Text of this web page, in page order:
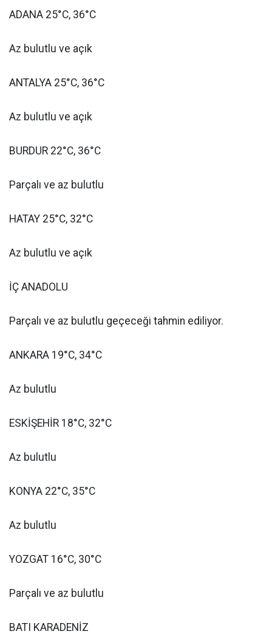
ADANA 25°C, 36°C
Az bulutlu ve açık
ANTALYA 25°C, 36°C
Az bulutlu ve açık
BURDUR 22°C, 36°C
Parçalı ve az bulutlu
HATAY 25°C, 32°C
Az bulutlu ve açık
İÇ ANADOLU
Parçalı ve az bulutlu geçeceği tahmin ediliyor.
ANKARA 19°C, 34°C
Az bulutlu
ESKİŞEHİR 18°C, 32°C
Az bulutlu
KONYA 22°C, 35°C
Az bulutlu
YOZGAT 16°C, 30°C
Parçalı ve az bulutlu
BATI KARADENİZ